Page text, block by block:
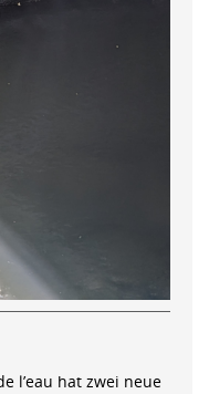
l’eau hat zwei neue